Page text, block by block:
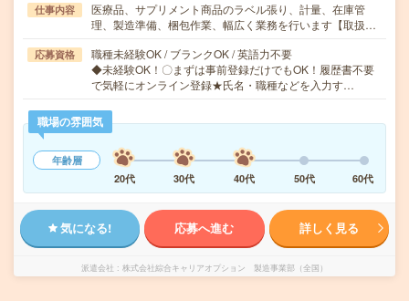
仕事内容
医療品、サプリメント商品のラベル張り、計量、在庫管
理、製造準備、梱包作業、幅広く業務を行います【取扱…
応募資格
職種未経験OK / ブランクOK / 英語力不要
◆未経験OK！〇まずは事前登録だけでもOK！履歴書不要
で気軽にオンライン登録★氏名・職種などを入力す…
職場の雰囲気
年齢層
20代
30代 40代 50代 60代
気になる! 応募へ進む 詳しく見る
派遣会社 株式会社綜合キャリアオプション 製造事業部（全国）